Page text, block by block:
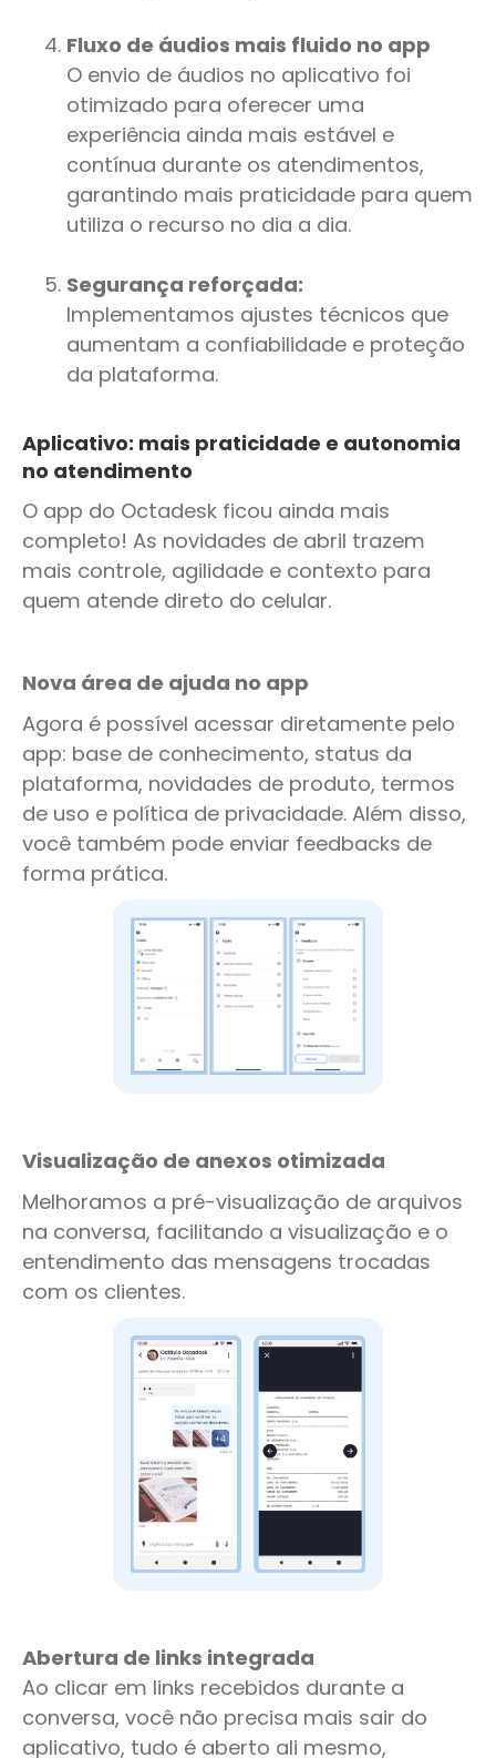
Fluxo de áudios mais fluido no app
O envio de áudios no aplicativo foi
otimizado para oferecer uma
experiência ainda mais estável e
contínua durante os atendimentos,
garantindo mais praticidade para quem
utiliza o recurso no dia a dia.
Segurança reforçada:
Implementamos ajustes técnicos que
aumentam a confiabilidade e proteção
da plataforma.
Aplicativo: mais praticidade e autonomia
no atendimento
O app do Octadesk ficou ainda mais
completo! As novidades de abril trazem
mais controle, agilidade e contexto para
quem atende direto do celular.
Nova área de ajuda no app
Agora é possível acessar diretamente pelo
app: base de conhecimento, status da
plataforma, novidades de produto, termos
de uso e política de privacidade. Além disso,
você também pode enviar feedbacks de
forma prática.
Visualização de anexos otimizada
Melhoramos a pré-visualização de arquivos
na conversa, facilitando a visualização e o
entendimento das mensagens trocadas
com os clientes.
Abertura de links integrada
Ao clicar em links recebidos durante a
conversa, você não precisa mais sair do
aplicativo, tudo é aberto ali mesmo,